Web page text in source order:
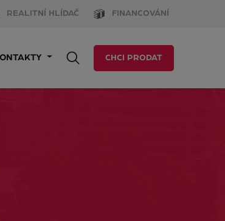
REALITNÍ HLÍDAČ FINANCOVÁNÍ
CHCI PRODAT